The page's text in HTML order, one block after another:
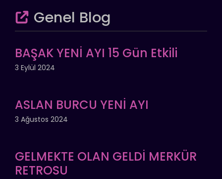
Genel Blog
BAŞAK YENİ AYI 15 Gün Etkili
3 Eylül 2024
ASLAN BURCU YENİ AYI
3 Ağustos 2024
GELMEKTE OLAN GELDİ MERKÜR
RETROSU